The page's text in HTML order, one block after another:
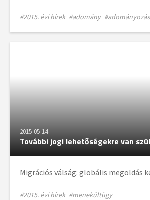
#2015. évi hírek #adomány #adományozás
2015-05-14
További jogi lehetőségekre van
Migrációs válság: globális megoldás
#2015. évi hírek #menekültügy